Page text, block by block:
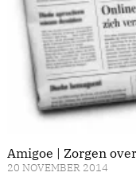
Amigoe | Zorgen
20 NOVEMBER 2014